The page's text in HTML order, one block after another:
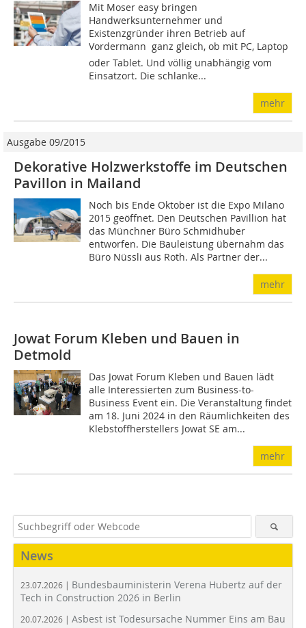
Mit Moser easy bringen
Handwerksunternehmer und
Existenzgründer ihren Betrieb auf
Vordermann  ganz gleich, ob mit PC, Laptop
oder Tablet. Und völlig unabhängig vom
Einsatzort. Die schlanke...
mehr
Ausgabe 09/2015
Dekorative Holzwerkstoffe im Deutschen
Pavillon in Mailand
Noch bis Ende Oktober ist die Expo Milano
2015 geöffnet. Den Deutschen Pavillion hat
das Münchner Büro Schmidhuber
entworfen. Die Bauleistung übernahm das
Büro Nüssli aus Roth. Als Partner der...
mehr
Jowat Forum Kleben und Bauen in
Detmold
Das Jowat Forum Kleben und Bauen lädt
alle Interessierten zum Business-to-
Business Event ein. Die Veranstaltung findet
am 18. Juni 2024 in den Räumlichkeiten des
Klebstoffherstellers Jowat SE am...
mehr
News
23.07.2026 | Bundesbauministerin Verena Hubertz auf der
Tech in Construction 2026 in Berlin
20.07.2026 | Asbest ist Todesursache Nummer Eins am Bau